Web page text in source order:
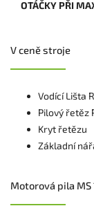
OTÁČKY PŘI
V ceně stroje
Vodící Lišta
Pilový řetěz
Kryt řetězu
Základní
Motorová pila MS